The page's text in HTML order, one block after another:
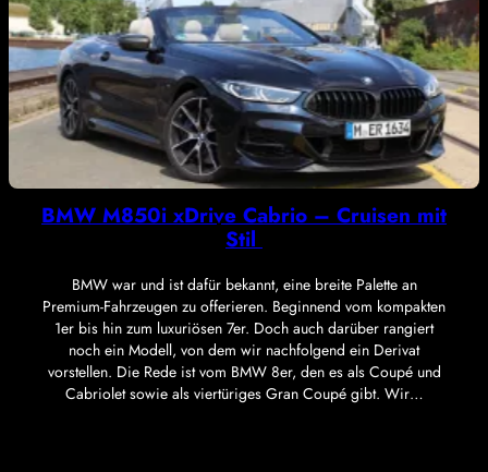
BMW M850i xDrive Cabrio – Cruisen mit
Stil
BMW war und ist dafür bekannt, eine breite Palette an
Premium-Fahrzeugen zu offerieren. Beginnend vom kompakten
1er bis hin zum luxuriösen 7er. Doch auch darüber rangiert
noch ein Modell, von dem wir nachfolgend ein Derivat
vorstellen. Die Rede ist vom BMW 8er, den es als Coupé und
Cabriolet sowie als viertüriges Gran Coupé gibt. Wir…